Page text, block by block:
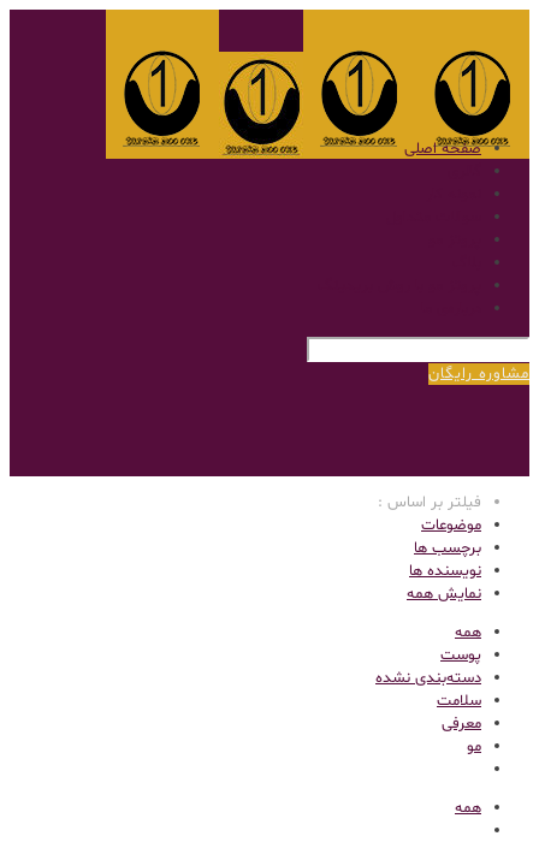
صفحه اصلی
مشاوره رایگان
فیلتر بر اساس :
موضوعات
برچسب ها
نویسنده ها
نمایش همه
همه
پوست
دسته‌بندی نشده
سلامت
معرفی
مو
همه